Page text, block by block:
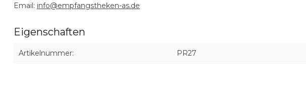
Email: info@empfangstheken-as.de
Eigenschaften
Artikelnummer: PR27